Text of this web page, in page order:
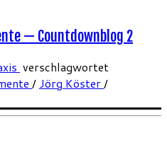
— Countdownblog 2
verschlagwortet
/ Jörg Köster/